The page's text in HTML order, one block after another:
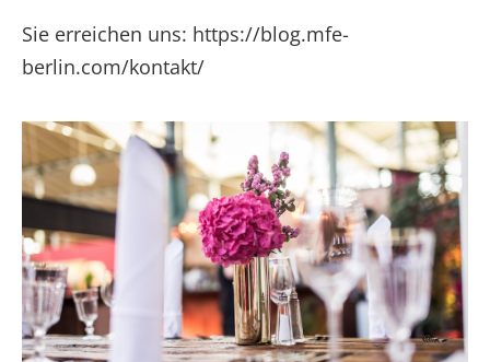
Sie erreichen uns: https://blog.mfe-
berlin.com/kontakt/